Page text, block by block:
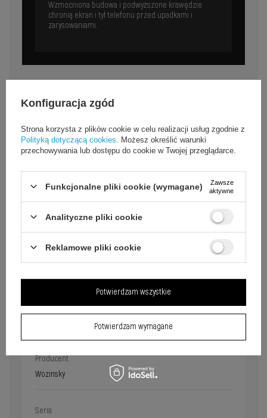
Wzmocniona budowa i podwyższone krawędzie
chronią ekran i tył telefonu przed upadkami i
zarysowaniami.
Specyfikacja
Producent
Wozinsky
Seria
Konfiguracja zgód
Strona korzysta z plików cookie w celu realizacji usług zgodnie z
Polityką dotyczącą cookies . Możesz określić warunki
przechowywania lub dostępu do cookie w Twojej przeglądarce.
Funkcjonalne pliki cookie (wymagane)
Zawsze
aktywne
Analityczne pliki cookie
Reklamowe pliki cookie
Potwierdzam wymagane
Potwierdzam wszystkie